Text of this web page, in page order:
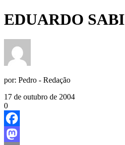
EDUARDO SABI
por: Pedro - Redação
17 de outubro de 2004
0
Facebook